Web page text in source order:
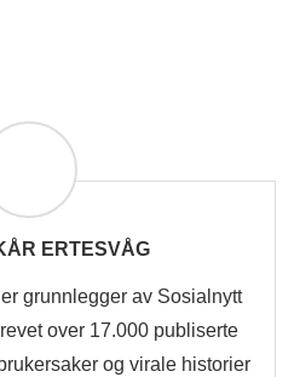
ERTESVÅG
grunnlegger av Sosialnytt
over 17.000 publiserte
og virale historier